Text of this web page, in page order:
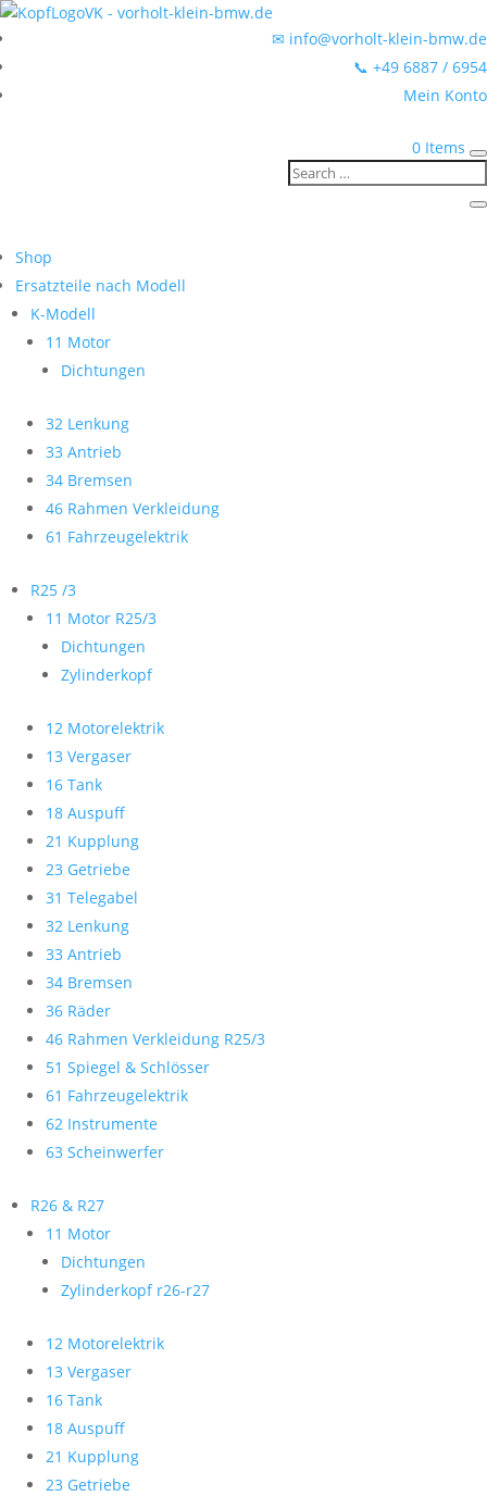
✉ info@vorholt-klein-bmw.de
📞 +49 6887 / 6954
Mein Konto
0 Items
Shop
Ersatzteile nach Modell
K-Modell
11 Motor
Dichtungen
32 Lenkung
33 Antrieb
34 Bremsen
46 Rahmen Verkleidung
61 Fahrzeugelektrik
R25 /3
11 Motor R25/3
Dichtungen
Zylinderkopf
12 Motorelektrik
13 Vergaser
16 Tank
18 Auspuff
21 Kupplung
23 Getriebe
31 Telegabel
32 Lenkung
33 Antrieb
34 Bremsen
36 Räder
46 Rahmen Verkleidung R25/3
51 Spiegel & Schlösser
61 Fahrzeugelektrik
62 Instrumente
63 Scheinwerfer
R26 & R27
11 Motor
Dichtungen
Zylinderkopf r26-r27
12 Motorelektrik
13 Vergaser
16 Tank
18 Auspuff
21 Kupplung
23 Getriebe